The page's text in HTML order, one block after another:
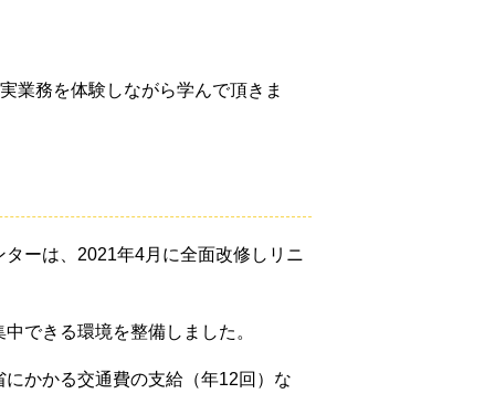
実業務を体験しながら学んで頂きま
ーは、2021年4月に全面改修しリニ
できる環境を整備しました。
かかる交通費の支給（年12回）な